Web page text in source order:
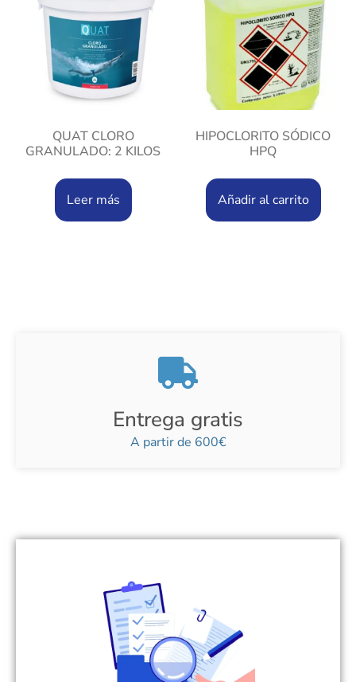
Entrega gratis
A partir de 600€
QUAT CLORO
GRANULADO: 2 KILOS
Leer más
HIPOCLORITO SÓDICO
HPQ
Añadir al carrito